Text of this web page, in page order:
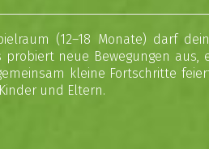
(12–18 Monate) darf
probiert neue Bewegungen
kleine Fortschritte
und Eltern.